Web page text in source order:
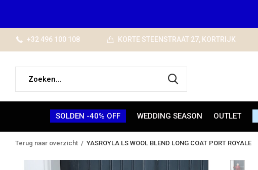
SOLDEN -40% OFF WEDDING SEASON OUTLET
+32 496 100 108 KORTE STEENSTRAAT 27, KORTRIJK
Terug naar overzicht YASROYLA LS WOOL BLEND LONG COAT PORT ROYALE